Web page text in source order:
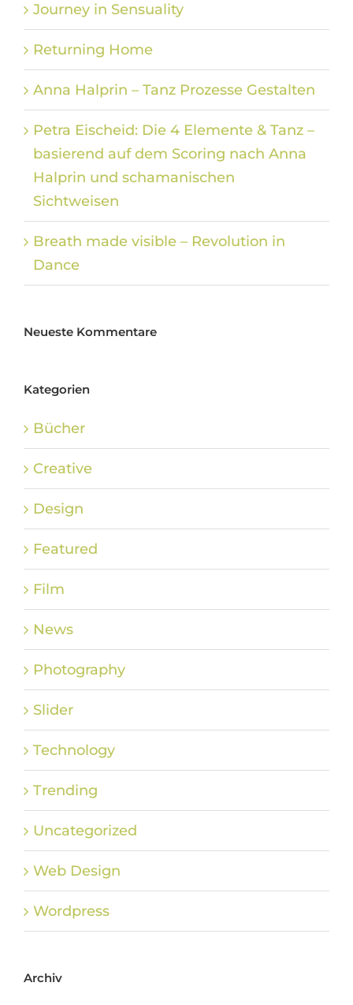
Journey in Sensuality
Returning Home
Anna Halprin – Tanz Prozesse Gestalten
Petra Eischeid: Die 4 Elemente & Tanz –
basierend auf dem Scoring nach Anna
Halprin und schamanischen
Sichtweisen
Breath made visible – Revolution in
Dance
Neueste Kommentare
Kategorien
Bücher
Creative
Design
Featured
Film
News
Photography
Slider
Technology
Trending
Uncategorized
Web Design
Wordpress
Archiv